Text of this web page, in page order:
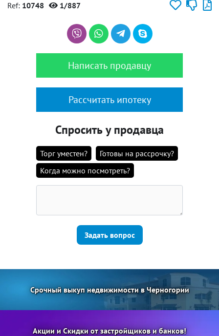
Ref: 10748 1/887
Написать продавцу
Рассчитать ипотеку
Спросить у продавца
Торг уместен?
Готовы на рассрочку?
Когда можно посмотреть?
Задать вопрос
Срочный выкуп недвижимости в Черногории
Акции и Скидки от застройщиков и банков!